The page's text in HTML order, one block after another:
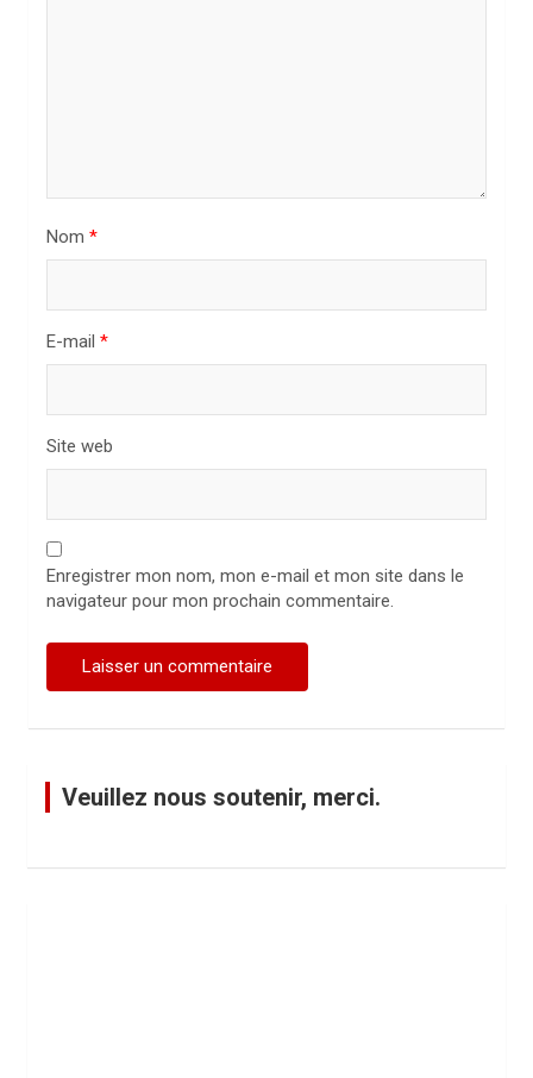
Nom *
E-mail *
Site web
Enregistrer mon nom, mon e-mail et mon site dans le
navigateur pour mon prochain commentaire.
Veuillez nous soutenir, merci.